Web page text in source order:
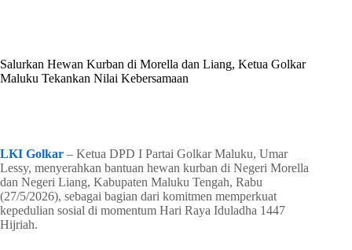
Salurkan Hewan Kurban di Morella dan Liang, Ketua Golkar
Maluku Tekankan Nilai Kebersamaan
LKI Golkar – Ketua DPD I Partai Golkar Maluku, Umar
Lessy, menyerahkan bantuan hewan kurban di Negeri Morella
dan Negeri Liang, Kabupaten Maluku Tengah, Rabu
(27/5/2026), sebagai bagian dari komitmen memperkuat
kepedulian sosial di momentum Hari Raya Iduladha 1447
Hijriah.